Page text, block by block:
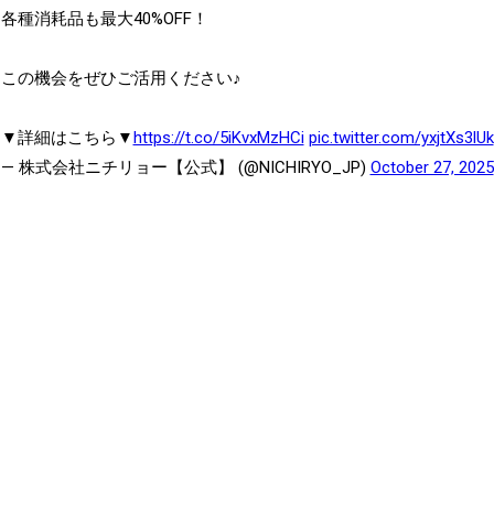
各種消耗品も最大40%OFF！
この機会をぜひご活用ください♪
▼詳細はこちら▼https://t.co/5iKvxMzHCi pic.twitter.com/yxjtXs3lUk
— 株式会社ニチリョー【公式】 (@NICHIRYO_JP) October 27, 2025